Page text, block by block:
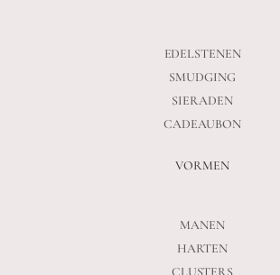
EDELSTENEN
SMUDGING
SIERADEN
CADEAUBON
VORMEN
MANEN
HARTEN
CLUSTERS